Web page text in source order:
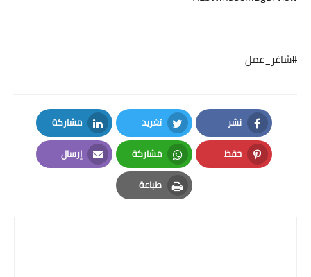
#شاغر_عمل
نشر
Facebook
تغريد
Twitter
مشاركة
LinkedIn
حفظ
Pinterest
مشاركة
Whatsapp
إرسال
Email
طباعة
Print